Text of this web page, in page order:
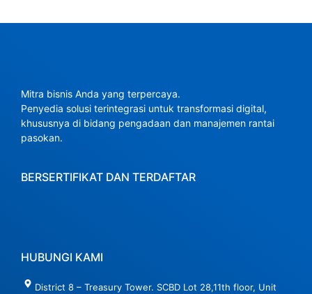
Mitra bisnis Anda yang terpercaya.
Penyedia solusi terintegrasi untuk transformasi digital,
khususnya di bidang pengadaan dan manajemen rantai
pasokan.
BERSERTIFIKAT DAN TERDAFTAR
HUBUNGI KAMI
District 8 – Treasury Tower. SCBD Lot 28,11th floor, Unit